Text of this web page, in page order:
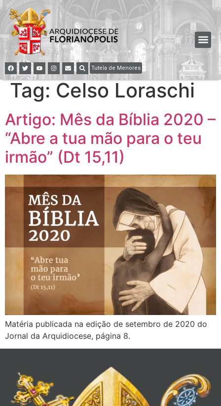
Tutela de Menores
Tag: Celso Loraschi
Artigo: Mês da Bíblia 2020 –
“Abre a tua mão para o teu
irmão” (Dt 15,11)
Matéria publicada na edição de setembro de 2020 do
Jornal da Arquidiocese, página 8.